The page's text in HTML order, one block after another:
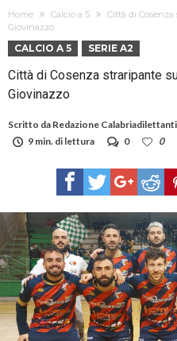
Home Calcio a 5
Città di
Giovinazzo
CALCIO A 5 SERIE A2
Città di Cosenza straripante
Giovinazzo
Scritto da Redazione
9 min. di lettura
0 0